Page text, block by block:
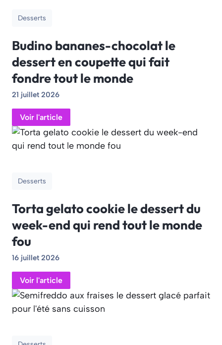
Desserts
Budino bananes-chocolat le
dessert en coupette qui fait
fondre tout le monde
21 juillet 2026
Voir l'article
Desserts
Torta gelato cookie le dessert du
week-end qui rend tout le monde
fou
16 juillet 2026
Voir l'article